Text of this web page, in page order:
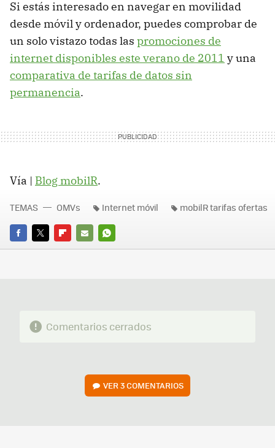
Si estás interesado en navegar en movilidad
desde móvil y ordenador, puedes comprobar de
un solo vistazo todas las promociones de
internet disponibles este verano de 2011 y una
comparativa de tarifas de datos sin
permanencia.
Vía | Blog mobilR.
FACEBOOK
TWITTERFLIPBOARD
E-
WHATSAPP
TEMAS OMVs Internet móvil mobilR tarifas ofertas
Comentarios cerrados
VER3 COMENTARIOS